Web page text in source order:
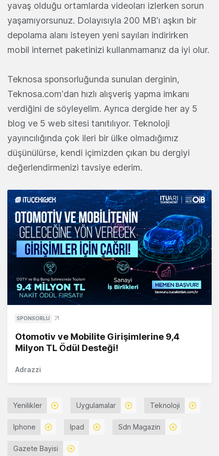
yavaş olduğu ortamlarda videoları izlerken sorun
yaşamıyorsunuz. Dolayısıyla 200 MB'ı aşkın bir
depolama alanı isteyen yeni sayıları indirirken
mobil internet paketinizi kullanmamanız da iyi olur.
Teknosa sponsorluğunda sunulan derginin,
Teknosa.com'dan hızlı alışveriş yapma imkanı
verdiğini de söyleyelim. Ayrıca dergide her ay 5
blog ve 5 web sitesi tanıtılıyor. Teknoloji
yayıncılığında çok ileri bir ülke olmadığımız
düşünülürse, kendi içimizden çıkan bu dergiyi
değerlendirmenizi tavsiye ederim.
SPONSORLU
Otomotiv ve Mobilite Girişimlerine 9,4
Milyon TL Ödül Desteği!
Adrazzi
Yenilikler Uygulamalar Teknoloji
Iphone Ipad Sdn Magazin
Gazete Bayisi